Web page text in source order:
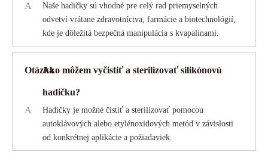
A
Naše hadičky sú vhodné pre celý rad priemyselných
odvetví vrátane zdravotníctva, farmácie a biotechnológií,
kde je dôležitá bezpečná manipulácia s kvapalinami.
OtázkaAko môžem vyčistiť a sterilizovať silikónovú
hadičku?
A
Hadičky je možné čistiť a sterilizovať pomocou
autoklávových alebo etylénoxidových metód v závislosti
od konkrétnej aplikácie a požiadaviek.